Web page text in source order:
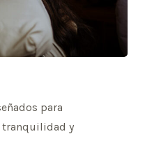
para
tranquilidad y